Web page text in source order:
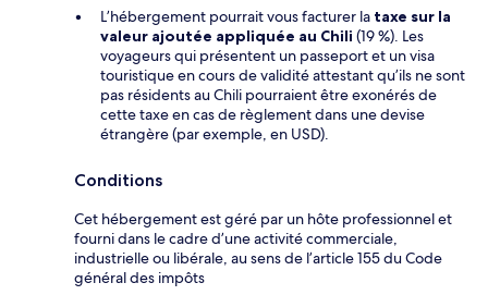
L’hébergement pourrait vous facturer la taxe sur la
valeur ajoutée appliquée au Chili (19 %). Les
voyageurs qui présentent un passeport et un visa
touristique en cours de validité attestant qu’ils ne sont
pas résidents au Chili pourraient être exonérés de
cette taxe en cas de règlement dans une devise
étrangère (par exemple, en USD).
Conditions
Cet hébergement est géré par un hôte professionnel et
fourni dans le cadre d’une activité commerciale,
industrielle ou libérale, au sens de l’article 155 du Code
général des impôts